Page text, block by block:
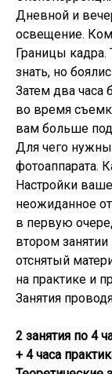
Дневной и
освещение.
Границы кадра.
знать, но
Затем два часа
во время
вам больше
Для чего
фотоаппарата.
Настройки
неожиданное
в первую
втором
отснятый
на практике и
Занятия
2 занятия по 4
+ 4 часа